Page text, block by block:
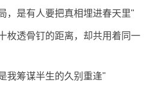
，是有人要把真相埋进春天里"
枚透骨钉的距离，却共用着同一
我筹谋半生的久别重逢"